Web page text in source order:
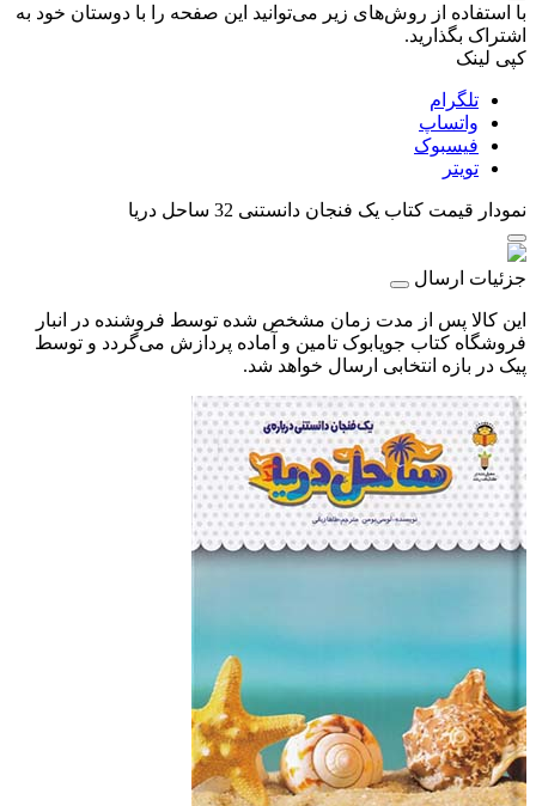
با استفاده از روش‌های زیر می‌توانید این صفحه را با دوستان خود به
اشتراک بگذارید.
کپی لینک
تلگرام
واتساپ
فیسبوک
تویتر
نمودار قیمت کتاب یک فنجان دانستنی 32 ساحل دریا
جزئیات ارسال
این کالا پس از مدت زمان مشخص شده توسط فروشنده در انبار
فروشگاه کتاب جویابوک تامین و آماده پردازش می‌گردد و توسط
پیک در بازه انتخابی ارسال خواهد شد.